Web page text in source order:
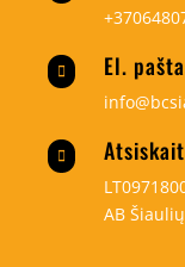
 El.

AB